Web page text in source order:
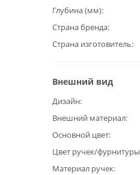
Глубина (мм)
Страна бренда
Страна изготовитель
Внешний вид
Дизайн
Внешний материал
Основной цвет
Цвет ручек/фурнитуры
Материал ручек